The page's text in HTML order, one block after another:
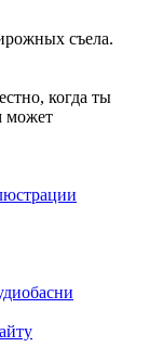
съела.
когда ты
может